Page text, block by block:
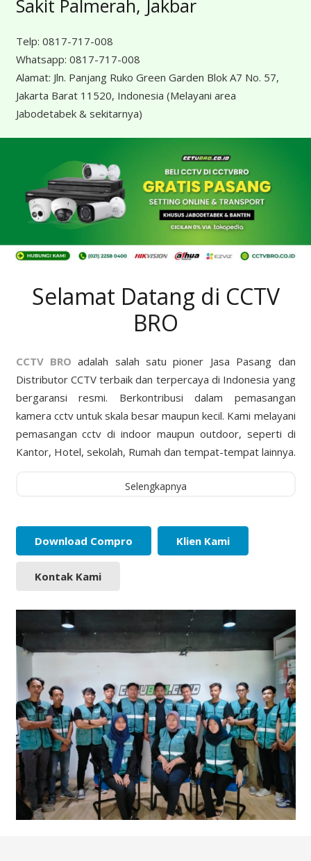
Sakit Palmerah, Jakbar
Telp: 0817-717-008
Whatsapp: 0817-717-008
Alamat: Jln. Panjang Ruko Green Garden Blok A7 No. 57,
Jakarta Barat 11520, Indonesia (Melayani area
Jabodetabek & sekitarnya)
Selamat Datang di CCTV
BRO
CCTV BRO adalah salah satu pioner Jasa Pasang dan
Distributor CCTV terbaik dan terpercaya di Indonesia yang
bergaransi resmi. Berkontribusi dalam pemasangan
kamera cctv untuk skala besar maupun kecil. Kami melayani
pemasangan cctv di indoor maupun outdoor, seperti di
Kantor, Hotel, sekolah, Rumah dan tempat-tempat lainnya.
Selengkapnya
Download Compro Klien Kami
Kontak Kami